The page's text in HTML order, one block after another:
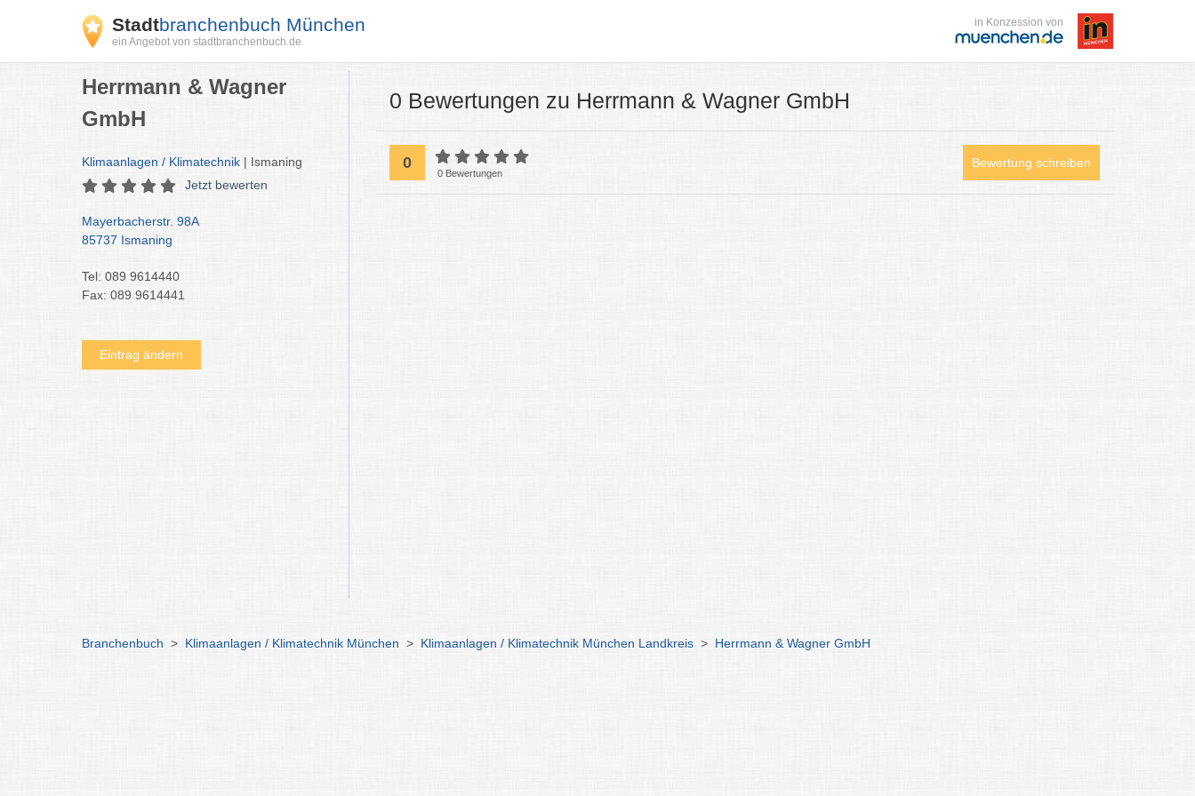
Stadtbranchenbuch München
ein Angebot von stadtbranchenbuch.de
in Konzession von
Herrmann & Wagner
GmbH
Klimaanlagen / Klimatechnik | Ismaning
Jetzt bewerten
Mayerbacherstr. 98A
85737 Ismaning
Tel: 089 9614440
Fax: 089 9614441
Eintrag ändern
0 Bewertungen zu Herrmann & Wagner GmbH
0
0 Bewertungen
Bewertung schreiben
Branchenbuch > Klimaanlagen / Klimatechnik München > Klimaanlagen / Klimatechnik München Landkreis > Herrmann & Wagner GmbH